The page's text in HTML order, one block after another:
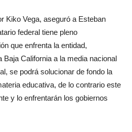
Kiko Vega, aseguró a Esteban
federal tiene pleno
que enfrenta la entidad,
Baja California a la media nacional
se podrá solucionar de fondo la
educativa, de lo contrario este
y lo enfrentarán los gobiernos